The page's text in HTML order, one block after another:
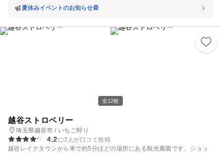
ただけます🥕 冬・春はイチゴ狩り・秋はさつまいも掘りが大人気🍓🍠 い
収穫できるお野菜の種類はホームページをご確認ください😊 ≪ふれる≫
豊かな自然の中でのびのびと育ったどうぶつさんたち🌳 ふれあい牧場に
は、ポニー・うさぎ・ひつじ・やぎ・ぶた・くじゃくが勢ぞろい🐎🐰🐑🐐
夏休みイベントのお知らせ🎡
全12枚
越谷ストロベリー
埼玉県越谷市 / いちご狩り
4.2
2人が口コミ投稿
越谷レイクタウンから車で約5分ほどの場所にある観光農園です。ショッ